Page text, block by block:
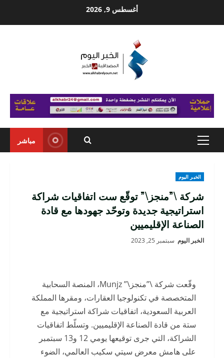
أغسطس 9, 2026
Primary
مباشر
الخبر اليوم
شركة \”منجز\” توقّع ست اتفاقيات شراكة
استراتيجية جديدة وتوحّد جهودها مع قادة
الصناعة الإقليميين
الخبر اليوم سبتمبر 25, 2023
وقّعت شركة \”منجز\” Munjz، المنصة السحابية
المتخصصة في تكنولوجيا العقارات، ومقرها المملكة
العربية السعودية، اتفاقيات شراكة استراتيجية مع
ستة من قادة الصناعة الإقليميين. وتسلّط اتفاقيات
الشراكة، التي جرى توقيعها يومي 12 و13 سبتمبر
على هامش معرض سيتي سكيب العالمي، الضوء